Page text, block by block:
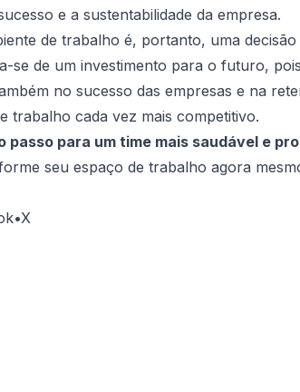
e a sustentabilidade da empresa.
de trabalho é, portanto, uma
se de um investimento para o futuro,
no sucesso das empresas e na
trabalho cada vez mais competitivo.
passo para um time mais saudável e
seu espaço de trabalho agora
•X